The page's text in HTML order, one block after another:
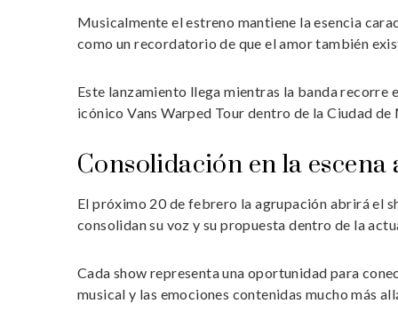
Musicalmente el estreno mantiene la esencia
como un recordatorio de que el amor también
Este lanzamiento llega mientras la banda recorre
icónico Vans Warped Tour dentro de la Ciudad de
Consolidación en la
El próximo 20 de febrero la agrupación abrirá el
consolidan su voz y su propuesta dentro de la
Cada show representa una oportunidad para
musical y las emociones contenidas mucho más